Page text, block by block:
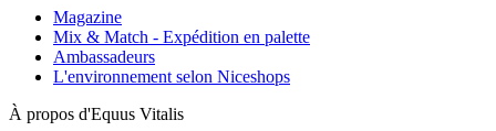
Magazine
Mix & Match - Expédition en palette
Ambassadeurs
L'environnement selon Niceshops
À propos d'Equus Vitalis